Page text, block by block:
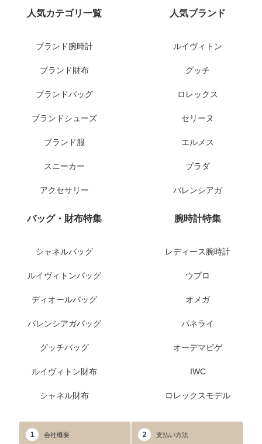
人気カテゴリ一覧
ブランド腕時計
ブランド財布
ブランドバッグ
ブランドシューズ
ブランド服
スニーカー
アクセサリー
人気ブランド
ルイヴィトン
グッチ
ロレックス
セリーヌ
エルメス
プラダ
バレンシアガ
バッグ・財布特集
シャネルバッグ
ルイヴィトンバッグ
ディオールバッグ
バレンシアガバッグ
グッチバッグ
ルイヴィトン財布
シャネル財布
腕時計特集
レディース腕時計
ウブロ
オメガ
パネライ
オーデマピゲ
IWC
ロレックスモデル
1 会社概要 2 支払い方法